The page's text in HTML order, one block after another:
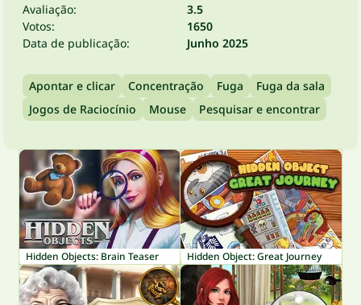
Avaliação:
3.5
Votos:
1650
Data de publicação:
Junho 2025
Apontar e clicar Concentração Fuga
Fuga da sala
Jogos de Raciocínio
Mouse Pesquisar e encontrar
Hidden Objects: Brain Teaser Hidden Object: Great Journey